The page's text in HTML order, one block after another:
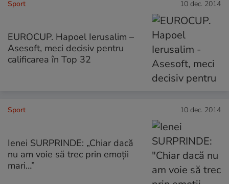
Sport 10 dec. 2014
EUROCUP. Hapoel Ierusalim –
Asesoft, meci decisiv pentru
calificarea în Top 32
Sport 10 dec. 2014
Ienei SURPRINDE: „Chiar dacă
nu am voie să trec prin emoţii
mari…”